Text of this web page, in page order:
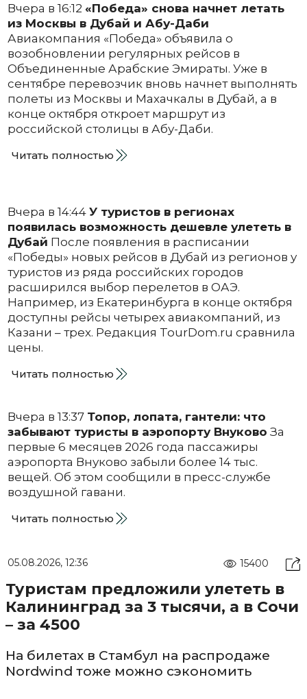
Вчера в 16:12 «Победа» снова начнет летать
из Москвы в Дубай и Абу-Даби
Авиакомпания «Победа» объявила о
возобновлении регулярных рейсов в
Объединенные Арабские Эмираты. Уже в
сентябре перевозчик вновь начнет выполнять
полеты из Москвы и Махачкалы в Дубай, а в
конце октября откроет маршрут из
российской столицы в Абу-Даби.
Читать полностью
Вчера в 14:44 У туристов в регионах
появилась возможность дешевле улететь в
Дубай После появления в расписании
«Победы» новых рейсов в Дубай из регионов у
туристов из ряда российских городов
расширился выбор перелетов в ОАЭ.
Например, из Екатеринбурга в конце октября
доступны рейсы четырех авиакомпаний, из
Казани – трех. Редакция TourDom.ru сравнила
цены.
Читать полностью
Вчера в 13:37 Топор, лопата, гантели: что
забывают туристы в аэропорту Внуково За
первые 6 месяцев 2026 года пассажиры
аэропорта Внуково забыли более 14 тыс.
вещей. Об этом сообщили в пресс-службе
воздушной гавани.
Читать полностью
05.08.2026, 12:36 15400
Туристам предложили улететь в
Калининград за 3 тысячи, а в Сочи
– за 4500
На билетах в Стамбул на распродаже
Nordwind тоже можно сэкономить